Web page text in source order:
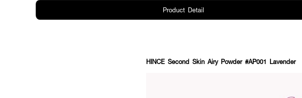
Product Detail
HINCE Second Skin Airy Powder #AP001 Lavender